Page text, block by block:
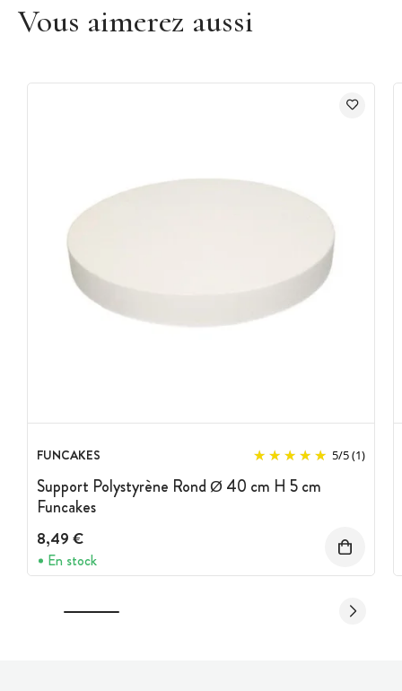
Vous aimerez aussi
FUNCAKES 5/5(1)
Support Polystyrène Rond Ø 40 cm H 5 cm
Funcakes
8,49 €
En stock